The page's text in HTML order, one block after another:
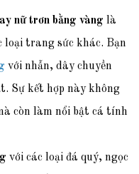
nữ trơn bằng vàng là
loại trang sức khác. Bạn
với nhẫn, dây chuyền
Sự kết hợp này không
còn làm nổi bật cá tính
với các loại đá quý, ngọc